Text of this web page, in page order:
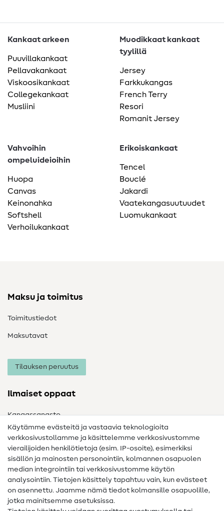
Kankaat arkeen
Puuvillakankaat
Pellavakankaat
Viskoosikankaat
Collegekankaat
Musliini
Muodikkaat kankaat
tyylillä
Jersey
Farkkukangas
French Terry
Resori
Romanit Jersey
Vahvoihin
ompeluideioihin
Huopa
Canvas
Keinonahka
Softshell
Verhoilukankaat
Erikoiskankaat
Tencel
Bouclé
Jakardi
Vaatekangasuutuudet
Luomukankaat
Maksu ja toimitus
Toimitustiedot
Maksutavat
Tilauksen peruutus
Ilmaiset oppaat
Kangassanasto
Ompelusanasto
Ompeluohjeet
Apua ja yhteystiedot
Yhteystiedot
Tietoa omistajanvaihdoksesta
Käytämme evästeitä ja vastaavia teknologioita
verkkosivustollamme ja käsittelemme verkkosivustomme
vierailijoiden henkilötietoja (esim. IP-osoite), esimerkiksi
sisällön ja mainosten personointiin, kolmannen osapuolen
median integrointiin tai verkkosivustomme käytön
analysointiin. Tietojen käsittely tapahtuu vain, kun evästeet
on asennettu. Jaamme nämä tiedot kolmansille osapuolille,
jotka mainitsemme asetuksissa.